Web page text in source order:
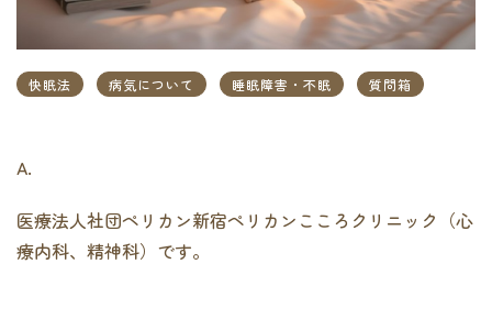
快眠法 病気について 睡眠障害・不眠 質問箱
A.
医療法人社団ペリカン新宿ペリカンこころクリニック（心
療内科、精神科）です。